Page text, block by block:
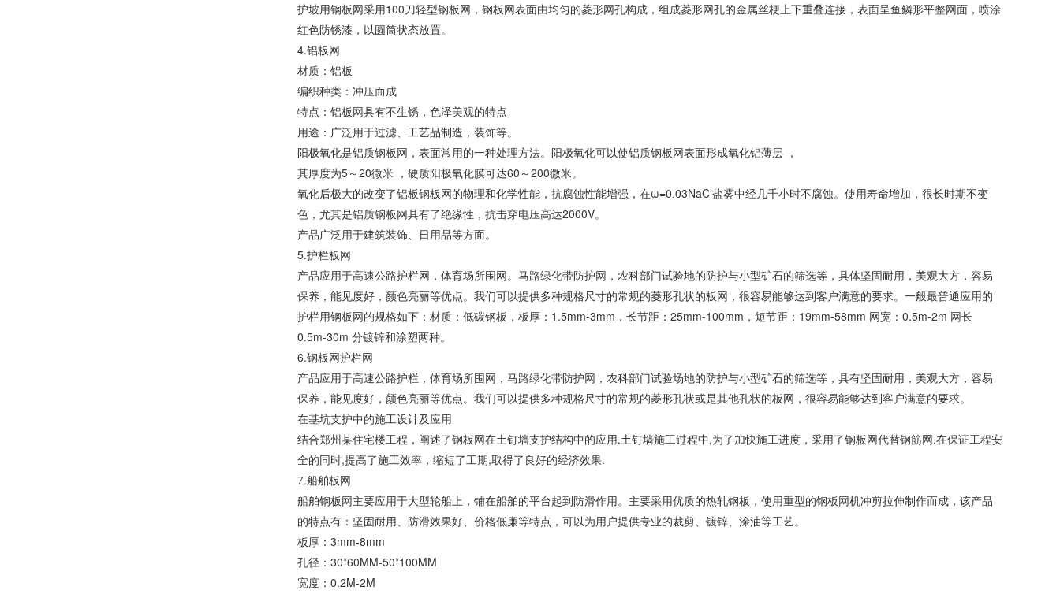
护坡用钢板网采用100刀轻型钢板网，钢板网表面由均匀的菱形网孔构成，组成菱形网孔的金属丝梗上下重叠连接，表面呈鱼鳞形平整网面，喷涂
红色防锈漆，以圆筒状态放置。
4.铝板网
材质：铝板
编织种类：冲压而成
特点：铝板网具有不生锈，色泽美观的特点
用途：广泛用于过滤、工艺品制造，装饰等。
阳极氧化是铝质钢板网，表面常用的一种处理方法。阳极氧化可以使铝质钢板网表面形成氧化铝薄层 ，
其厚度为5～20微米 ，硬质阳极氧化膜可达60～200微米。
氧化后极大的改变了铝板钢板网的物理和化学性能，抗腐蚀性能增强，在ω=0.03NaCl盐雾中经几千小时不腐蚀。使用寿命增加，很长时期不变
色，尤其是铝质钢板网具有了绝缘性，抗击穿电压高达2000V。
产品广泛用于建筑装饰、日用品等方面。
5.护栏板网
产品应用于高速公路护栏网，体育场所围网。马路绿化带防护网，农科部门试验地的防护与小型矿石的筛选等，具体坚固耐用，美观大方，容易
保养，能见度好，颜色亮丽等优点。我们可以提供多种规格尺寸的常规的菱形孔状的板网，很容易能够达到客户满意的要求。一般最普通应用的
护栏用钢板网的规格如下：材质：低碳钢板，板厚：1.5mm-3mm，长节距：25mm-100mm，短节距：19mm-58mm 网宽：0.5m-2m 网长
0.5m-30m 分镀锌和涂塑两种。
6.钢板网护栏网
产品应用于高速公路护栏，体育场所围网，马路绿化带防护网，农科部门试验场地的防护与小型矿石的筛选等，具有坚固耐用，美观大方，容易
保养，能见度好，颜色亮丽等优点。我们可以提供多种规格尺寸的常规的菱形孔状或是其他孔状的板网，很容易能够达到客户满意的要求。
在基坑支护中的施工设计及应用
结合郑州某住宅楼工程，阐述了钢板网在土钉墙支护结构中的应用.土钉墙施工过程中,为了加快施工进度，采用了钢板网代替钢筋网.在保证工程安
全的同时,提高了施工效率，缩短了工期,取得了良好的经济效果.
7.船舶板网
船舶钢板网主要应用于大型轮船上，铺在船舶的平台起到防滑作用。主要采用优质的热轧钢板，使用重型的钢板网机冲剪拉伸制作而成，该产品
的特点有：坚固耐用、防滑效果好、价格低廉等特点，可以为用户提供专业的裁剪、镀锌、涂油等工艺。
板厚：3mm-8mm
孔径：30*60MM-50*100MM
宽度：0.2M-2M